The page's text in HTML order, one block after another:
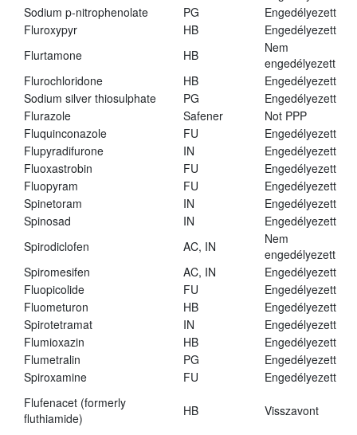
Sodium p-nitrophenolate
PG
Engedélyezett
Fluroxypyr
HB
Engedélyezett
Flurtamone
HB
Nem
engedélyezett
Flurochloridone
HB
Engedélyezett
Sodium silver thiosulphate
PG
Engedélyezett
Flurazole
Safener
Not PPP
Fluquinconazole
FU
Engedélyezett
Flupyradifurone
IN
Engedélyezett
Fluoxastrobin
FU
Engedélyezett
Fluopyram
FU
Engedélyezett
Spinetoram
IN
Engedélyezett
Spinosad
IN
Engedélyezett
Spirodiclofen
AC, IN
Nem
engedélyezett
Spiromesifen
AC, IN
Engedélyezett
Fluopicolide
FU
Engedélyezett
Fluometuron
HB
Engedélyezett
Spirotetramat
IN
Engedélyezett
Flumioxazin
HB
Engedélyezett
Flumetralin
PG
Engedélyezett
Spiroxamine
FU
Engedélyezett
Flufenacet (formerly
fluthiamide)
HB Visszavont